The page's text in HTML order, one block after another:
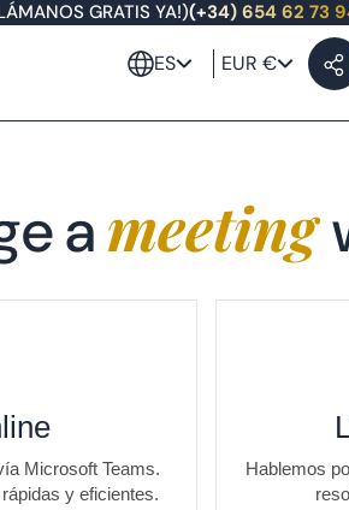
GRATIS YA!)(+34) 654 62 73
ES EUR €
ameeting
Microsoft Teams.
y eficientes.
Hablemos